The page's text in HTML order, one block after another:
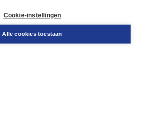
Cookie-instellingen
Alle cookies toestaan